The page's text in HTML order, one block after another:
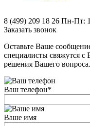
8 (499) 209 18 26 Пн-Пт:
Заказать звонок
Оставьте Ваше
специалисты свяжутся
решения Вашего вопроса.
Ваш телефон*
Ваше имя